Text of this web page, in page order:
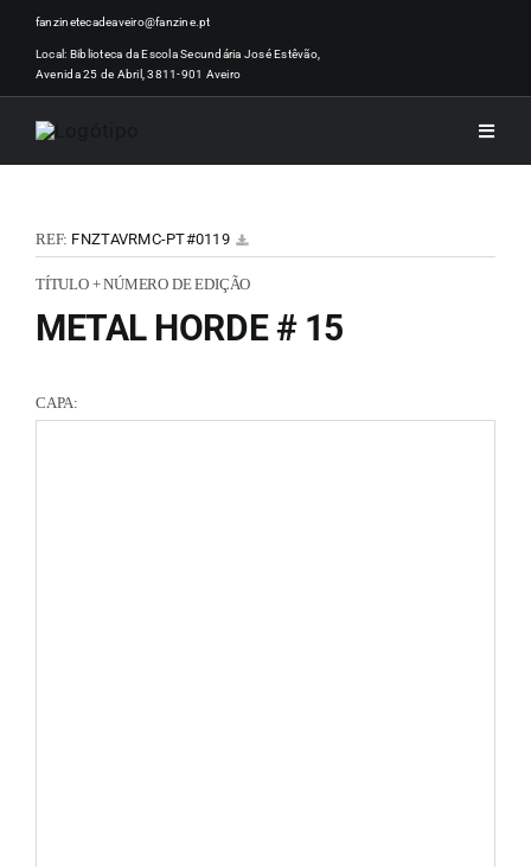
Skip
content
fanzinetecadeaveiro@fanzine.pt
Local: Biblioteca da Escola Secundária José Estêvão,
Avenida 25 de Abril, 3811-901 Aveiro
Toggle
REF: FNZTAVRMC-PT#0119
TÍTULO + NÚMERO DE EDIÇÃO
METAL HORDE # 15
CAPA: